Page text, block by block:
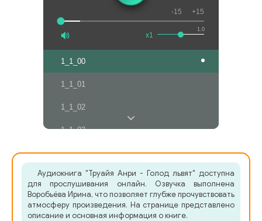
1.0
x1
-15 +15
1_1_00
1_1_01
1_1_02
1_1_03
1_1_04
1_1_05
1_1_06
Аудиокнига "Труайя Анри - Голод львят" доступна
для прослушивания онлайн. Озвучка выполнена
Воробьёва Ирина, что позволяет глубже прочувствовать
атмосферу произведения. На странице представлено
описание и основная информация о книге.